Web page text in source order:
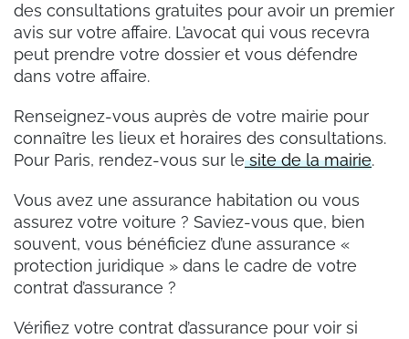
des consultations gratuites pour avoir un premier
avis sur votre affaire. L’avocat qui vous recevra
peut prendre votre dossier et vous défendre
dans votre affaire.
Renseignez-vous auprès de votre mairie pour
connaître les lieux et horaires des consultations.
Pour Paris, rendez-vous sur lesite de la mairie.
Vous avez une assurance habitation ou vous
assurez votre voiture ? Saviez-vous que, bien
souvent, vous bénéficiez d’une assurance «
protection juridique » dans le cadre de votre
contrat d’assurance ?
Vérifiez votre contrat d’assurance pour voir si